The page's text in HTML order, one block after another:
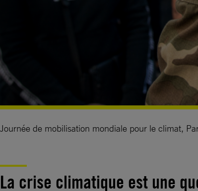
Journée de mobilisation mondiale pour le climat,
La crise climatique est une